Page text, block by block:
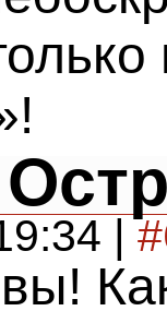
|
вы!